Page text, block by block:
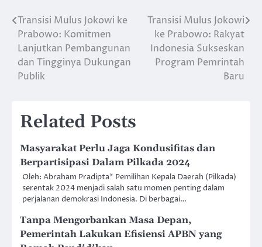
Post
navigation
Transisi Mulus Jokowi ke
Prabowo: Komitmen
Lanjutkan Pembangunan
dan Tingginya Dukungan
Publik
Transisi Mulus Jokowi
ke Prabowo: Rakyat
Indonesia Sukseskan
Program Pemrintah
Baru
Related Posts
Masyarakat Perlu Jaga Kondusifitas dan
Berpartisipasi Dalam Pilkada 2024
Oleh: Abraham Pradipta* Pemilihan Kepala Daerah (Pilkada)
serentak 2024 menjadi salah satu momen penting dalam
perjalanan demokrasi Indonesia. Di berbagai…
Tanpa Mengorbankan Masa Depan,
Pemerintah Lakukan Efisiensi APBN yang